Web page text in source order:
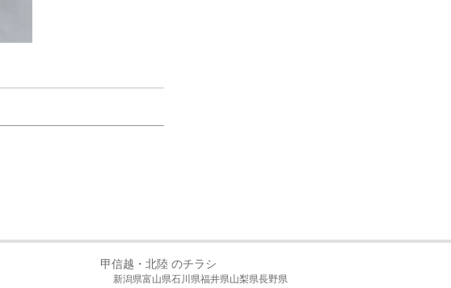
甲信越・北陸 のチラシ
新潟県富山県石川県福井県山梨県長野県